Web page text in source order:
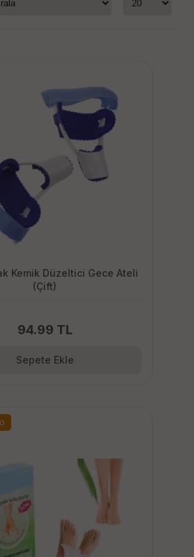
Kemik Düzeltici Gece Ateli
(Çift)
94.99 TL
Sepete Ekle